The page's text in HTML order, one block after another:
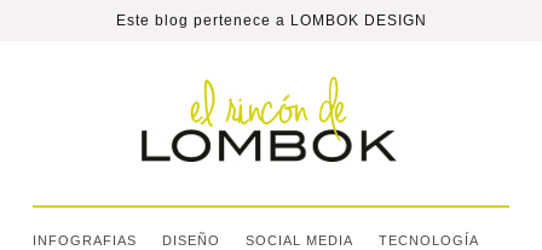
Este blog pertenece a LOMBOK DESIGN
INFOGRAFIAS DISEÑO SOCIAL MEDIA TECNOLOGÍA